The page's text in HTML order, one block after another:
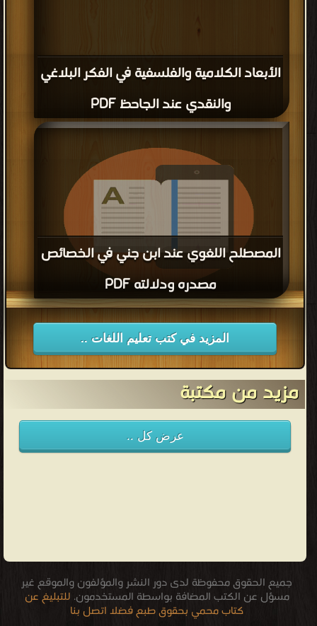
الأبعاد الكلامية والفلسفية في الفكر البلاغي
والنقدي عند الجاحظ PDF
المصطلح اللغوي عند ابن جني في الخصائص
مصدره ودلالته PDF
قراءة و تحميل كتاب المصطلح اللغوي عند ابن جني في الخصائص
مصدره ودلالته PDF مجانا
المزيد في كتب تعليم اللغات ..
مزيد من مكتبة
عرض كل ..
جميع الحقوق محفوظة لدى دور النشر والمؤلفون والموقع غير
مسؤل عن الكتب المضافة بواسطة المستخدمون. للتبليغ عن
كتاب محمي بحقوق طبع فضلا اتصل بنا